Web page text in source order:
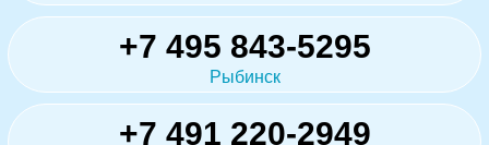
+7 495 843-5295
Рыбинск
+7 491 220-2949